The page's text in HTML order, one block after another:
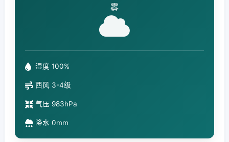
雾
湿度 100%
西风 3-4级
气压 983hPa
降水 0mm